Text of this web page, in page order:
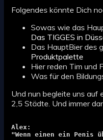
Folgendes könnte Dich
Sowas wie das
Das TIGGES in
Das HauptBier des
Produktpalette
Hier reden Tim und
Was für den
Und nun begleite uns auf
2,5 Städte. Und immer
Alex:
"Wenn einen ein Penis